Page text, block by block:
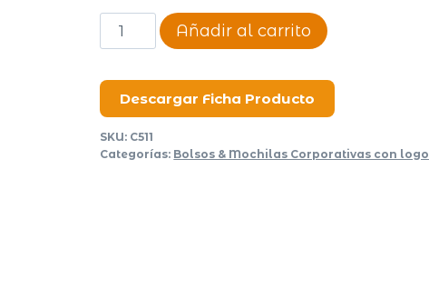
Mochila
New
cantidad
Añadir al carrito
Descargar Ficha Producto
SKU: C511
Categorías: Bolsos & Mochilas Corporativas con logo